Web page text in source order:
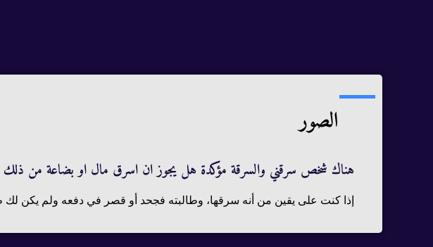
الصور
هناك شخص سرقني والسرقة مؤكدة هل يجوز ان اسرق مال او بضاعة من ذلك
إذا كنت على يقين من أنه سرقها، وطالبته فجحد أو قصر في دفعه ولم يكن